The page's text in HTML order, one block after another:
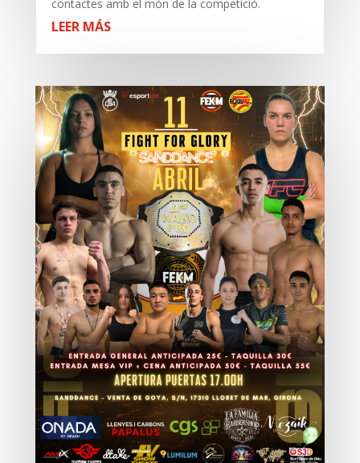
contactes amb el món de la competició.
LEER MÁS